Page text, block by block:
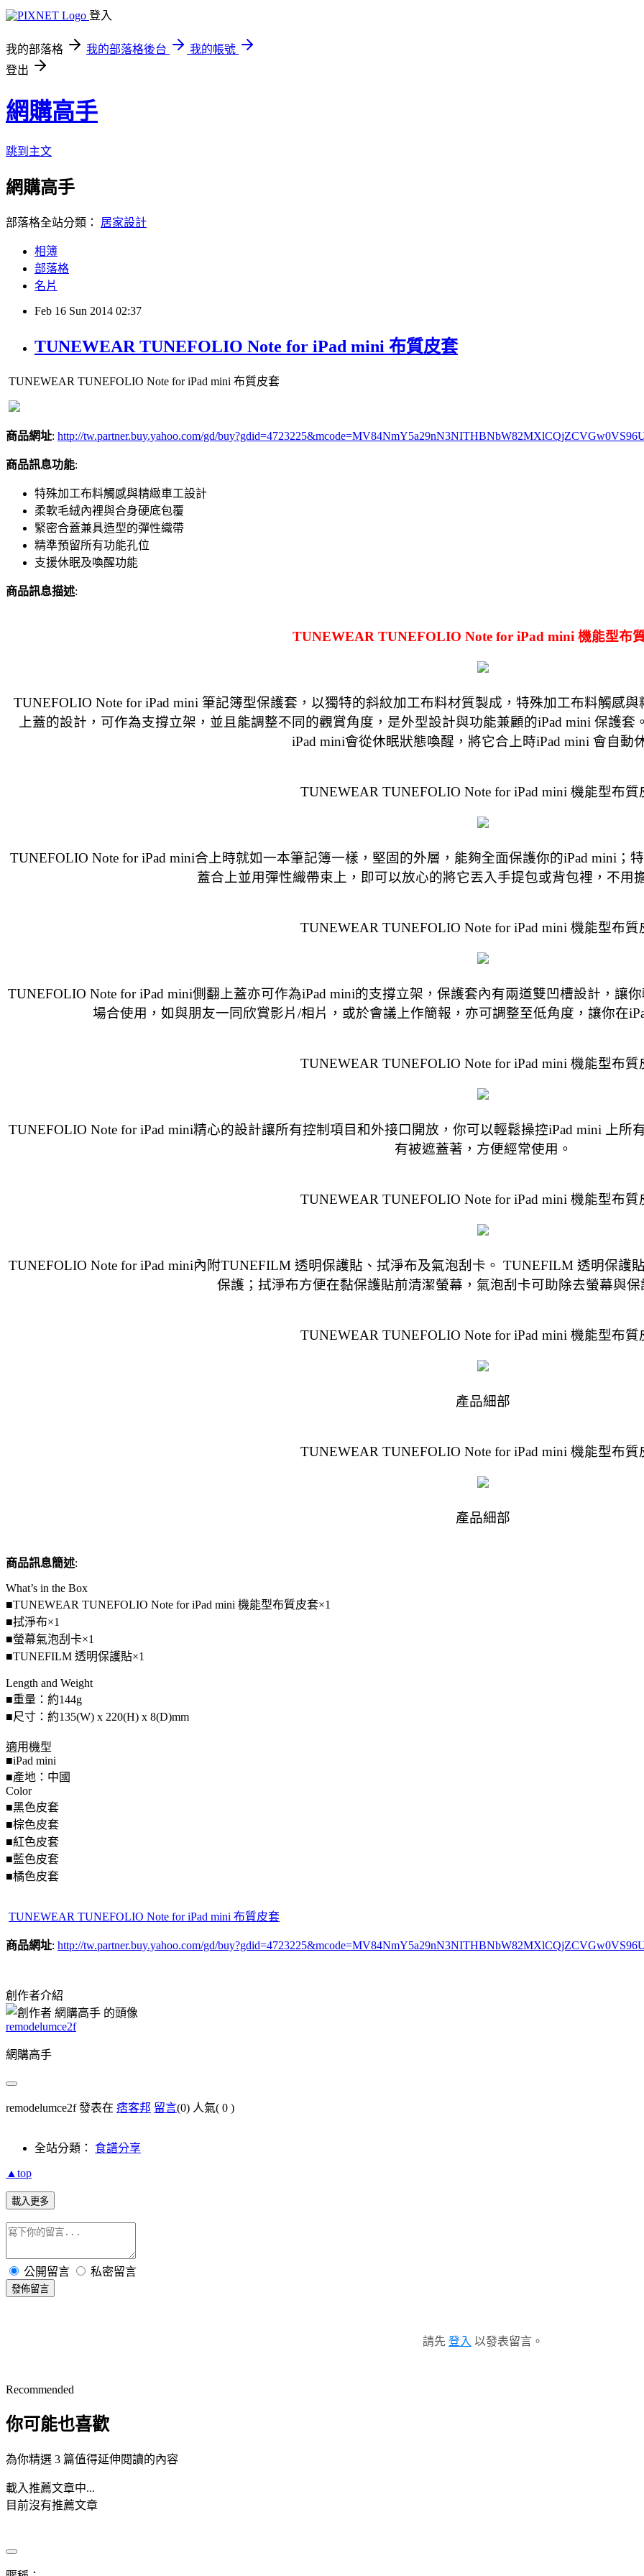
登入
我的部落格 我的部落格後台
我的帳號
登出
網購高手
跳到主文
網購高手
部落格全站分類： 居家設計
相簿
部落格
名片
Feb 16 Sun 2014 02:37
TUNEWEAR TUNEFOLIO Note for iPad mini 布質皮套
TUNEWEAR TUNEFOLIO Note for iPad mini 布質皮套
商品網址: http://tw.partner.buy.yahoo.com/gd/
商品訊息功能:
特殊加工布料觸感與精緻車工設計
柔軟毛絨內裡與合身硬底包覆
緊密合蓋兼具造型的彈性織帶
精準預留所有功能孔位
支援休眠及喚醒功能
商品訊息描述:
TUNEWEAR TUNEFOLIO Note for iPad mini 機能型布
TUNEFOLIO Note for iPad mini 筆記簿型保護套，以獨特的斜紋加工布料材質製成，特殊加工布料觸感
上蓋的設計，可作為支撐立架，並且能調整不同的觀賞角度，是外型設計與功能兼顧的iPad mini 保護
iPad mini會從休眠狀態喚醒，將它合上時iPad mini 會自動
TUNEWEAR TUNEFOLIO Note for iPad mini 機能型布質
TUNEFOLIO Note for iPad mini合上時就如一本筆記簿一樣，堅固的外層，能夠全面保護你的iPad mini；
蓋合上並用彈性織帶束上，即可以放心的將它丟入手提包或背包裡，不用
TUNEWEAR TUNEFOLIO Note for iPad mini 機能型布質
TUNEFOLIO Note for iPad mini側翻上蓋亦可作為iPad mini的支撐立架，保護套內有兩道雙凹槽設計，讓
場合使用，如與朋友一同欣賞影片/相片，或於會議上作簡報，亦可調整至低角度，讓你在
TUNEWEAR TUNEFOLIO Note for iPad mini 機能型布質
TUNEFOLIO Note for iPad mini精心的設計讓所有控制項目和外接口開放，你可以輕鬆操控iPad mini 上
有被遮蓋著，方便經常使用。
TUNEWEAR TUNEFOLIO Note for iPad mini 機能型布質
TUNEFOLIO Note for iPad mini內附TUNEFILM 透明保護貼、拭淨布及氣泡刮卡。 TUNEFILM 透明保護
保護；拭淨布方便在黏保護貼前清潔螢幕，氣泡刮卡可助除去螢幕與保
TUNEWEAR TUNEFOLIO Note for iPad mini 機能型布質
產品細部
TUNEWEAR TUNEFOLIO Note for iPad mini 機能型布質
產品細部
商品訊息簡述:
What’s in the Box
■TUNEWEAR TUNEFOLIO Note for iPad mini 機能型布質皮套×1
■拭淨布×1
■螢幕氣泡刮卡×1
■TUNEFILM 透明保護貼×1
Length and Weight
■重量：約144g
■尺寸：約135(W) x 220(H) x 8(D)mm
適用機型
■iPad mini
■產地：中國
Color
■黑色皮套
■棕色皮套
■紅色皮套
■藍色皮套
■橘色皮套
TUNEWEAR TUNEFOLIO Note for iPad mini 布質皮套
商品網址: http://tw.partner.buy.yahoo.com/gd/
創作者介紹
remodelumce2f
網購高手
remodelumce2f 發表在 痞客邦 留言(0) 人氣( 0 )
全站分類： 食譜分享
▲top
載入更多
公開留言 私密留言
發佈留言
請先 登入 以發表留言。
Recommended
你可能也喜歡
為你精選 3 篇值得延伸閱讀的內容
載入推薦文章中...
目前沒有推薦文章